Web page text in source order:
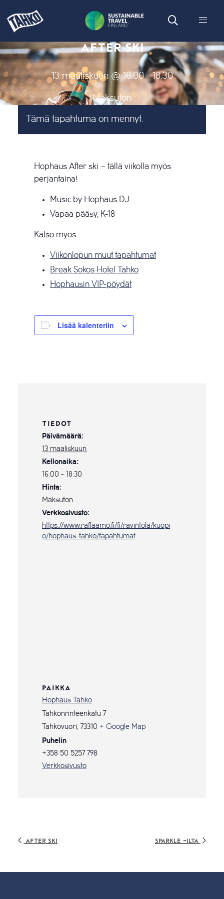
AFTER SKI
13 maaliskuun @ 16:00-18:30
Maksuton
Tämä tapahtuma on mennyt.
Hophaus After ski – tällä viikolla myös
perjantaina!
Music by Hophaus DJ
Vapaa pääsy, K-18
Katso myös:
Viikonlopun muut tapahtumat
Break Sokos Hotel Tahko
Hophausin VIP-pöydät
Lisää kalenteriin
TIEDOT
Päivämäärä:
13 maaliskuun
Kellonaika:
16:00 - 18:30
Hinta:
Maksuton
Verkkosivusto:
https://www.raflaamo.fi/fi/ravintola/kuopi
o/hophaus-tahko/tapahtumat
PAIKKA
Hophaus Tahko
Tahkonrinteenkatu 7
Tahkovuori, 73310 + Google Map
Puhelin
+358 50 5257 798
Verkkosivusto
After ski Sparkle -ilta